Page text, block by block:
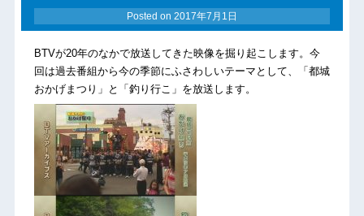
Posted on 2017年7月1日
BTVが20年のなかで放送してきた映像を掘り起こします。今
回は過去番組から今の季節にふさわしいテーマとして、「都城
おかげまつり」と「釣り行こ」を放送します。